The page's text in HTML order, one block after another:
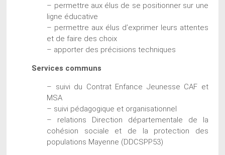
– permettre aux élus de se positionner sur une
ligne éducative
– permettre aux élus d’exprimer leurs attentes
et de faire des choix
– apporter des précisions techniques
Services communs
– suivi du Contrat Enfance Jeunesse CAF et
MSA
– suivi pédagogique et organisationnel
– relations Direction départementale de la
cohésion sociale et de la protection des
populations Mayenne (DDCSPP53)